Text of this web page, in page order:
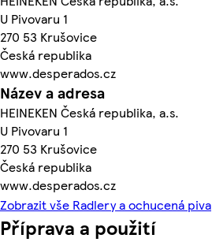
U Pivovaru 1
270 53 Krušovice
Česká republika
www.desperados.cz
Název a adresa
HEINEKEN Česká republika, a.s.
U Pivovaru 1
270 53 Krušovice
Česká republika
www.desperados.cz
Zobrazit vše Radlery a ochucená piva
Příprava a použití